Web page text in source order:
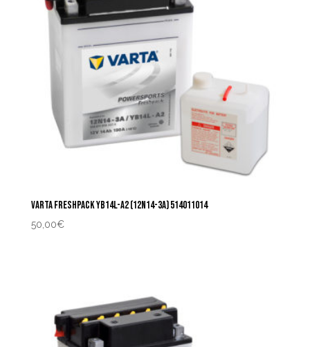
VARTA FRESHPACK YB14L-A2 (12N14-3A) 514011014
50,00€